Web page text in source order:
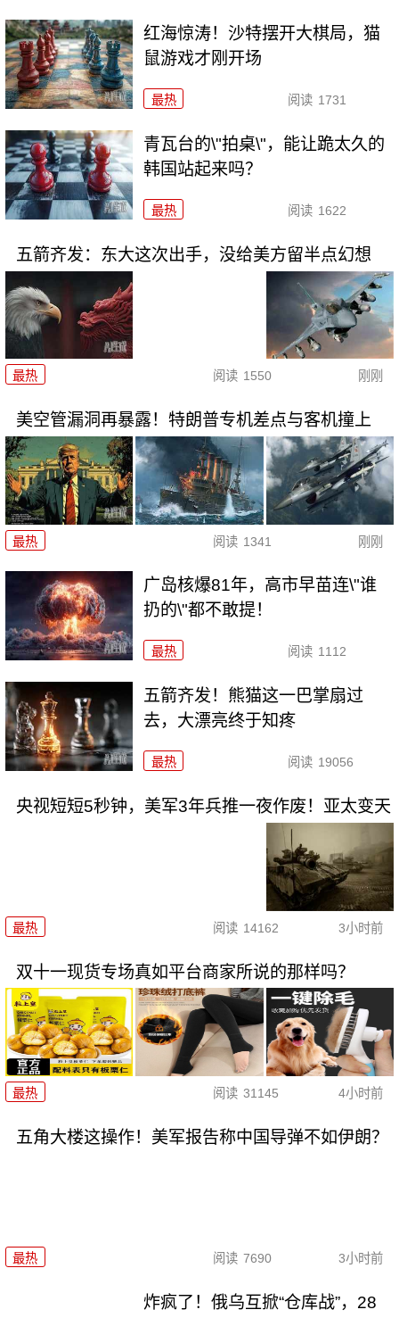
红海惊涛！沙特摆开大棋局，猫
鼠游戏才刚开场
最热 阅读 1731
青瓦台的\"拍桌\"，能让跪太久的
韩国站起来吗？
最热 阅读 1622
五箭齐发：东大这次出手，没给美方留半点幻想
最热 阅读 1550 刚刚
美空管漏洞再暴露！特朗普专机差点与客机撞上
最热 阅读 1341 刚刚
广岛核爆81年，高市早苗连\"谁
扔的\"都不敢提！
最热 阅读 1112
五箭齐发！熊猫这一巴掌扇过
去，大漂亮终于知疼
最热 阅读 19056
央视短短5秒钟，美军3年兵推一夜作废！亚太变天
最热 阅读 14162 3小时前
双十一现货专场真如平台商家所说的那样吗？
最热 阅读 31145 4小时前
五角大楼这操作！美军报告称中国导弹不如伊朗？
最热 阅读 7690 3小时前
炸疯了！俄乌互掀“仓库战”，28